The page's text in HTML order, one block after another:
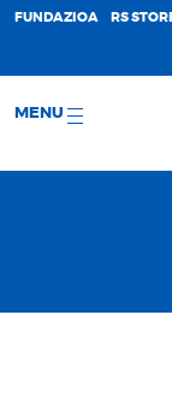
FUNDAZIOA RS
MENU